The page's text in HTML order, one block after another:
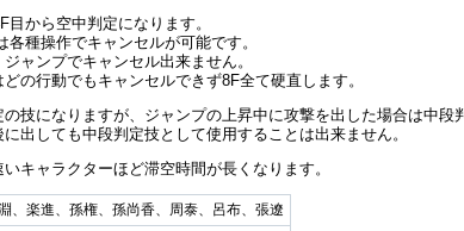
から空中判定になります。
種操作でキャンセルが可能です。
ャンプでキャンセル出来ません。
の行動でもキャンセルできず8F全て硬直します。
技になりますが、ジャンプの上昇中に攻撃を出した場合は中段
出しても中段判定技として使用することは出来ません。
キャラクターほど滞空時間が長くなります。
、楽進、孫権、孫尚香、周泰、呂布、張遼